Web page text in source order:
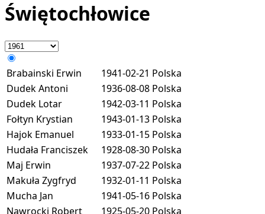
Świętochłowice
Brabainski Erwin 1941-02-21 Polska
Dudek Antoni
1936-08-08 Polska
Dudek Lotar
1942-03-11 Polska
Fołtyn Krystian
1943-01-13 Polska
Hajok Emanuel
1933-01-15 Polska
Hudała Franciszek
1928-08-30 Polska
Maj Erwin
1937-07-22 Polska
Makuła Zygfryd
1932-01-11 Polska
Mucha Jan
1941-05-16 Polska
Nawrocki Robert
1925-05-20 Polska